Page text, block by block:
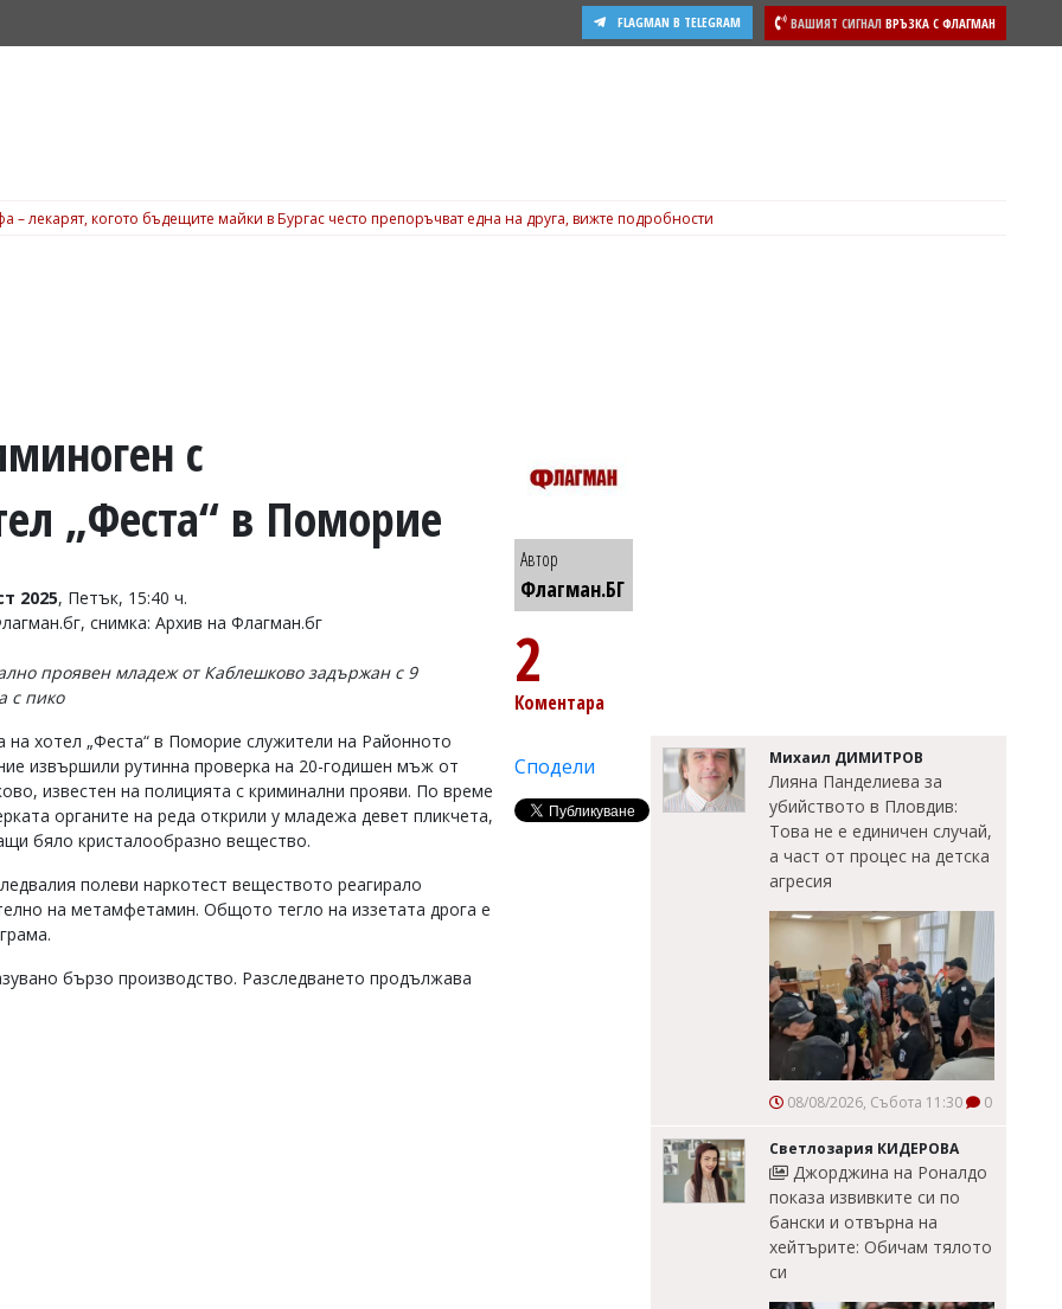
ВАШИЯТ СИГНАЛ ВРЪЗКА С ФЛАГМАН
FLAGMAN В TELEGRAM
– лекарят, когото бъдещите майки в Бургас често препоръчват една на друга, вижте подробности
с
„Феста“ в Поморие
2025, Петък, 15:40 ч.
снимка: Архив на Флагман.бг
проявен младеж от Каблешково задържан с 9
с пико
на хотел „Феста“ в Поморие служители на Районното
извършили рутинна проверка на 20-годишен мъж от
известен на полицията с криминални прояви. По време
органите на реда открили у младежа девет пликчета,
бяло кристалообразно вещество.
полеви наркотест веществото реагирало
на метамфетамин. Общото тегло на иззетата дрога е
бързо производство. Разследването продължава
Автор
Флагман.БГ
2
Коментара
Сподели Михаил ДИМИТРОВ
Лияна Панделиева за
убийството в Пловдив:
Това не е единичен случай,
а част от процес на детска
агресия
08/08/2026, Събота 11:30 0
Светлозария КИДЕРОВА
Джорджина на Роналдо
показа извивките си по
бански и отвърна на
хейтърите: Обичам тялото
си